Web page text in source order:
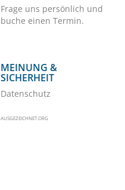
Frage uns persönlich und
buche einen Termin.
MEINUNG &
SICHERHEIT
Datenschutz
AUSGEZEICHNET.ORG